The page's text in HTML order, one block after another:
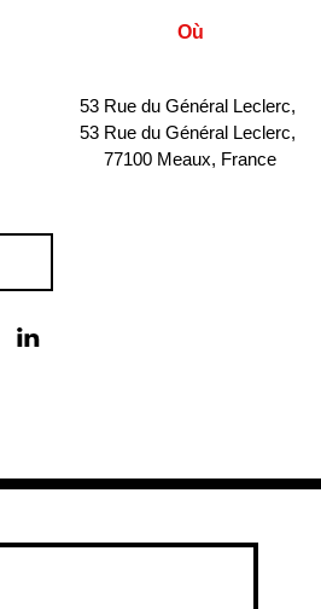
Où
53 Rue du Général Leclerc,
53 Rue du Général Leclerc,
77100 Meaux, France